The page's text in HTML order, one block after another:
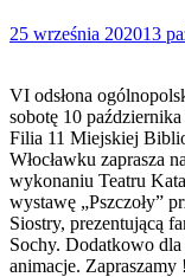
25 września 202013
VI odsłona
sobotę 10
Filia 11 Miejskiej
Włocławku zaprasza
wykonaniu Teatru
wystawę „Pszczoły”
Siostry, prezentującą
Sochy. Dodatkowo
animacje. Zapraszamy !